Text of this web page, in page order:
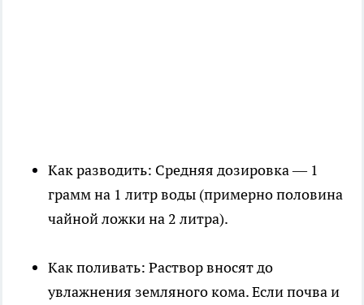
Как разводить: Средняя дозировка — 1
грамм на 1 литр воды (примерно половина
чайной ложки на 2 литра).
Как поливать: Раствор вносят до
увлажнения земляного кома. Если почва и